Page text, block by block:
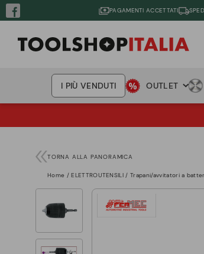
PAGAMENTI ACCETTATI
I PIÙ VENDUTI OUTLET
TORNA ALLA PANORAMICA
Home ELETTROUTENSILI Trapani/avvitatori a